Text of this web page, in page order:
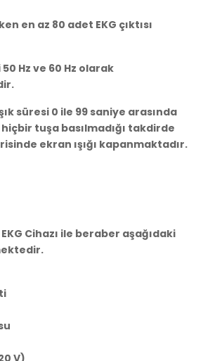
en az 80 adet EKG çıktısı
Hz ve 60 Hz olarak
süresi 0 ile 99 saniye arasında
tuşa basılmadığı takdirde
ekran ışığı kapanmaktadır.
EKG Cihazı ile beraber aşağıdaki